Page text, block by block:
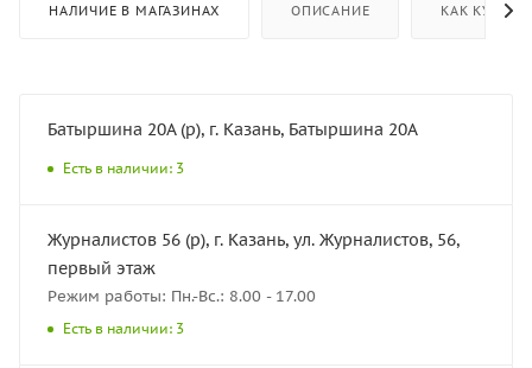
НАЛИЧИЕ В МАГАЗИНАХ ОПИСАНИЕ КАК КУПИТЬ
Батыршина 20А (р), г. Казань, Батыршина 20А
Есть в наличии: 3
Журналистов 56 (р), г. Казань, ул. Журналистов, 56,
первый этаж
Режим работы: Пн.-Вс.: 8.00 - 17.00
Есть в наличии: 3